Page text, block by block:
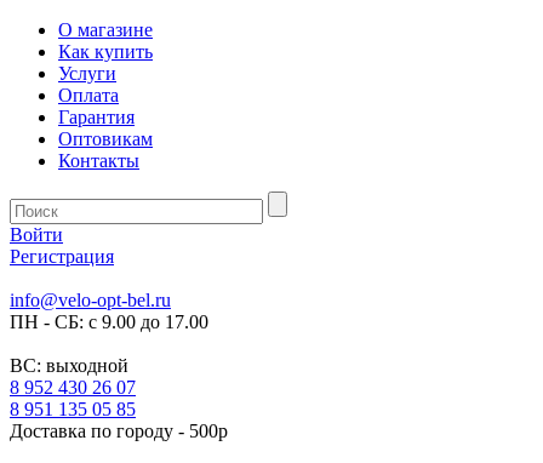
О магазине
Как купить
Услуги
Оплата
Гарантия
Оптовикам
Контакты
Войти
Регистрация
info@velo-opt-bel.ru
ПН - СБ: с 9.00 до 17.00
ВС: выходной
8 952 430 26 07
8 951 135 05 85
Доставка по городу - 500р